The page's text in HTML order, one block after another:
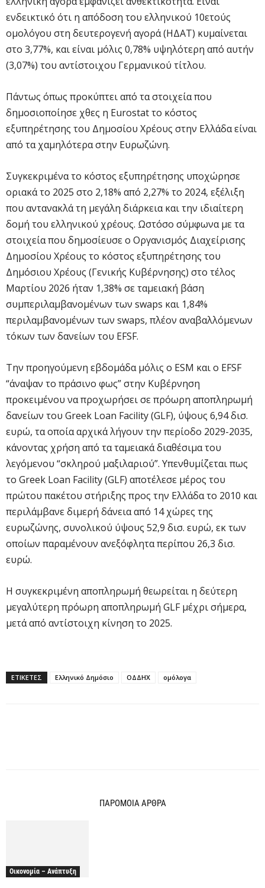
ενδεικτικό ότι η απόδοση του ελληνικού 10ετούς
ομολόγου στη δευτερογενή αγορά (ΗΔΑΤ) κυμαίνεται
στο 3,77%, και είναι μόλις 0,78% υψηλότερη από αυτήν
(3,07%) του αντίστοιχου Γερμανικού τίτλου.
Πάντως όπως προκύπτει από τα στοιχεία που
δημοσιοποίησε χθες η Eurostat το κόστος
εξυπηρέτησης του Δημοσίου Χρέους στην Ελλάδα είναι
από τα χαμηλότερα στην Ευρωζώνη.
Συγκεκριμένα το κόστος εξυπηρέτησης υποχώρησε
οριακά το 2025 στο 2,18% από 2,27% το 2024, εξέλιξη
που αντανακλά τη μεγάλη διάρκεια και την ιδιαίτερη
δομή του ελληνικού χρέους. Ωστόσο σύμφωνα με τα
στοιχεία που δημοσίευσε ο Οργανισμός Διαχείρισης
Δημοσίου Χρέους το κόστος εξυπηρέτησης του
Δημόσιου Χρέους (Γενικής Κυβέρνησης) στο τέλος
Μαρτίου 2026 ήταν 1,38% σε ταμειακή βάση
συμπεριλαμβανομένων των swaps και 1,84%
περιλαμβανομένων των swaps, πλέον αναβαλλόμενων
τόκων των δανείων του EFSF.
Την προηγούμενη εβδομάδα μόλις ο ESM και ο EFSF
“άναψαν το πράσινο φως” στην Κυβέρνηση
προκειμένου να προχωρήσει σε πρόωρη αποπληρωμή
δανείων του Greek Loan Facility (GLF), ύψους 6,94 δισ.
ευρώ, τα οποία αρχικά λήγουν την περίοδο 2029-2035,
κάνοντας χρήση από τα ταμειακά διαθέσιμα του
λεγόμενου “σκληρού μαξιλαριού”. Υπενθυμίζεται πως
το Greek Loan Facility (GLF) αποτέλεσε μέρος του
πρώτου πακέτου στήριξης προς την Ελλάδα το 2010 και
περιλάμβανε διμερή δάνεια από 14 χώρες της
ευρωζώνης, συνολικού ύψους 52,9 δισ. ευρώ, εκ των
οποίων παραμένουν ανεξόφλητα περίπου 26,3 δισ.
ευρώ.
Η συγκεκριμένη αποπληρωμή θεωρείται η δεύτερη
μεγαλύτερη πρόωρη αποπληρωμή GLF μέχρι σήμερα,
μετά από αντίστοιχη κίνηση το 2025.
ΕΤΙΚΕΤΕΣ Ελληνικό Δημόσιο ΟΔΔΗΧ ομόλογα
ΠΑΡΟΜΟΙΑ ΑΡΘΡΑ
Οικονομία – Ανάπτυξη